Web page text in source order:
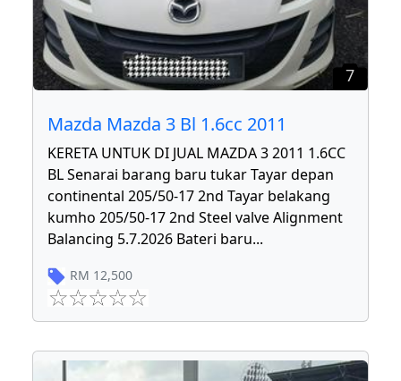
7
Mazda Mazda 3 Bl 1.6cc 2011
KERETA UNTUK DI JUAL MAZDA 3 2011 1.6CC
BL Senarai barang baru tukar Tayar depan
continental 205/50-17 2nd Tayar belakang
kumho 205/50-17 2nd Steel valve Alignment
Balancing 5.7.2026 Bateri baru...
RM 12,500